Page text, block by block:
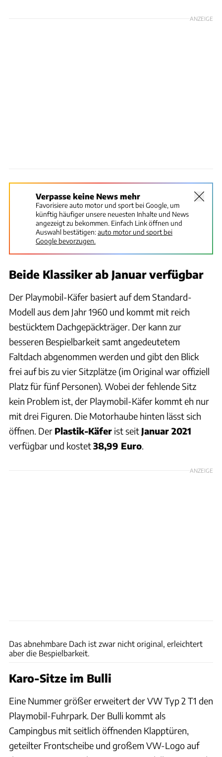
ANZEIGE
Verpasse keine News mehr
Favorisiere auto motor und sport bei Google, um
künftig häufiger unsere neuesten Inhalte und News
angezeigt zu bekommen. Einfach Link öffnen und
Auswahl bestätigen:auto motor und sport bei
Google bevorzugen.
Beide Klassiker ab Januar verfügbar
Der Playmobil-Käfer basiert auf dem Standard-
Modell aus dem Jahr 1960 und kommt mit reich
bestücktem Dachgepäckträger. Der kann zur
besseren Bespielbarkeit samt angedeutetem
Faltdach abgenommen werden und gibt den Blick
frei auf bis zu vier Sitzplätze (im Original war offiziell
Platz für fünf Personen). Wobei der fehlende Sitz
kein Problem ist, der Playmobil-Käfer kommt eh nur
mit drei Figuren. Die Motorhaube hinten lässt sich
öffnen. Der Plastik-Käfer ist seit Januar 2021
verfügbar und kostet38,99 Euro.
ANZEIGE
Das abnehmbare Dach ist zwar nicht original, erleichtert
aber die Bespielbarkeit.
Karo-Sitze im Bulli
Eine Nummer größer erweitert der VW Typ 2 T1 den
Playmobil-Fuhrpark. Der Bulli kommt als
Campingbus mit seitlich öffnenden Klapptüren,
geteilter Frontscheibe und großem VW-Logo auf